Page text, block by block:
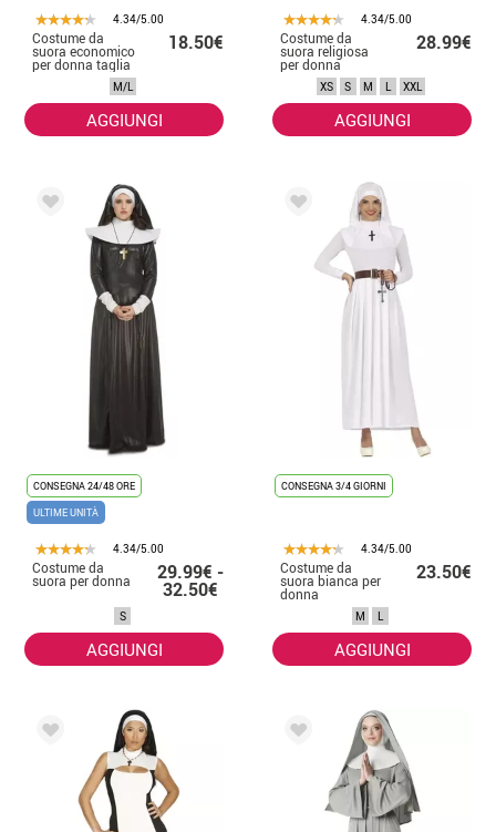
4.34/5.00
Costume da
suora economico
per donna taglia
ML
18.50€
M/L
AGGIUNGI
4.34/5.00
Costume da
suora religiosa
per donna
28.99€
XS S M L XXL
AGGIUNGI
CONSEGNA 24/48 ORE
ULTIME UNITÀ
4.34/5.00
Costume da
suora per donna 29.99€ -
32.50€
S
AGGIUNGI
CONSEGNA 3/4 GIORNI
4.34/5.00
Costume da
suora bianca per
donna
23.50€
M L
AGGIUNGI